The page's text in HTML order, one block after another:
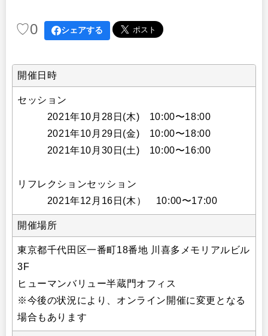
♡0 シェアする
開催日時
セッション
2021年10月28日(木) 10:00〜18:00
2021年10月29日(金) 10:00〜18:00
2021年10月30日(土) 10:00〜16:00
リフレクションセッション
2021年12月16日(木） 10:00〜17:00
開催場所
東京都千代田区一番町18番地 川喜多メモリアルビル
3F
ヒューマンバリュー半蔵門オフィス
※今後の状況により、オンライン開催に変更となる
場合もあります